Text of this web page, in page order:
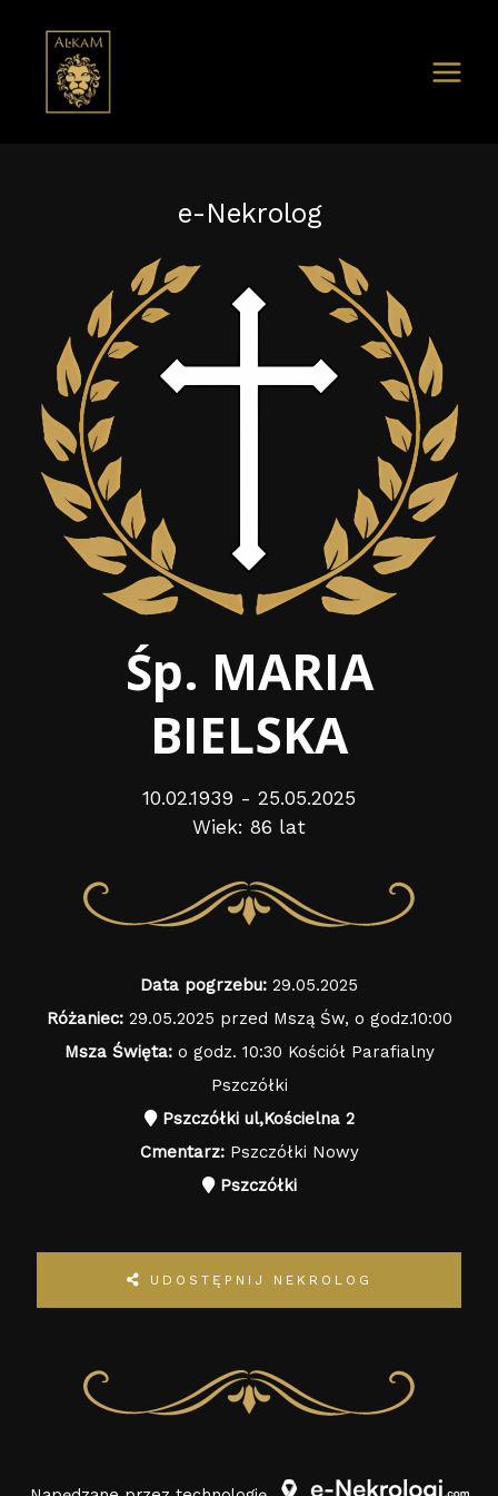
e-Nekrolog
Śp. MARIA
BIELSKA
10.02.1939 - 25.05.2025
Wiek: 86 lat
Data pogrzebu: 29.05.2025
Różaniec:29.05.2025 przed Mszą Św, o godz.10:00
Msza Święta:o godz. 10:30 Kościół Parafialny
Pszczółki
Pszczółki ul,Kościelna 2
Cmentarz:Pszczółki Nowy
Pszczółki
UDOSTĘPNIJ NEKROLOG